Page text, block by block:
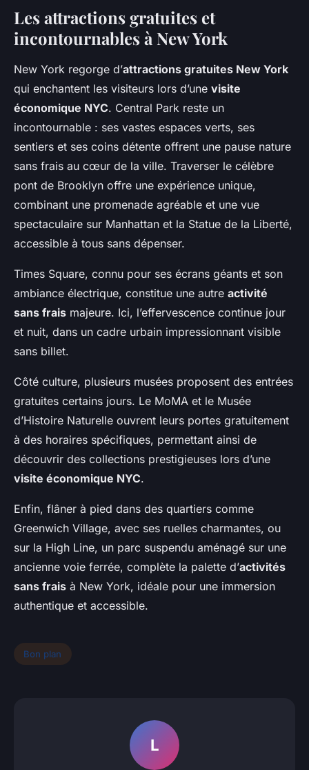
Les attractions gratuites et
incontournables à New York
New York regorge d’attractions gratuites New York
qui enchantent les visiteurs lors d’une visite
économique NYC. Central Park reste un
incontournable : ses vastes espaces verts, ses
sentiers et ses coins détente offrent une pause nature
sans frais au cœur de la ville. Traverser le célèbre
pont de Brooklyn offre une expérience unique,
combinant une promenade agréable et une vue
spectaculaire sur Manhattan et la Statue de la Liberté,
accessible à tous sans dépenser.
Times Square, connu pour ses écrans géants et son
ambiance électrique, constitue une autre activité
sans frais majeure. Ici, l’effervescence continue jour
et nuit, dans un cadre urbain impressionnant visible
sans billet.
Côté culture, plusieurs musées proposent des entrées
gratuites certains jours. Le MoMA et le Musée
d’Histoire Naturelle ouvrent leurs portes gratuitement
à des horaires spécifiques, permettant ainsi de
découvrir des collections prestigieuses lors d’une
visite économique NYC.
Enfin, flâner à pied dans des quartiers comme
Greenwich Village, avec ses ruelles charmantes, ou
sur la High Line, un parc suspendu aménagé sur une
ancienne voie ferrée, complète la palette d’activités
sans frais à New York, idéale pour une immersion
authentique et accessible.
Bon plan
L